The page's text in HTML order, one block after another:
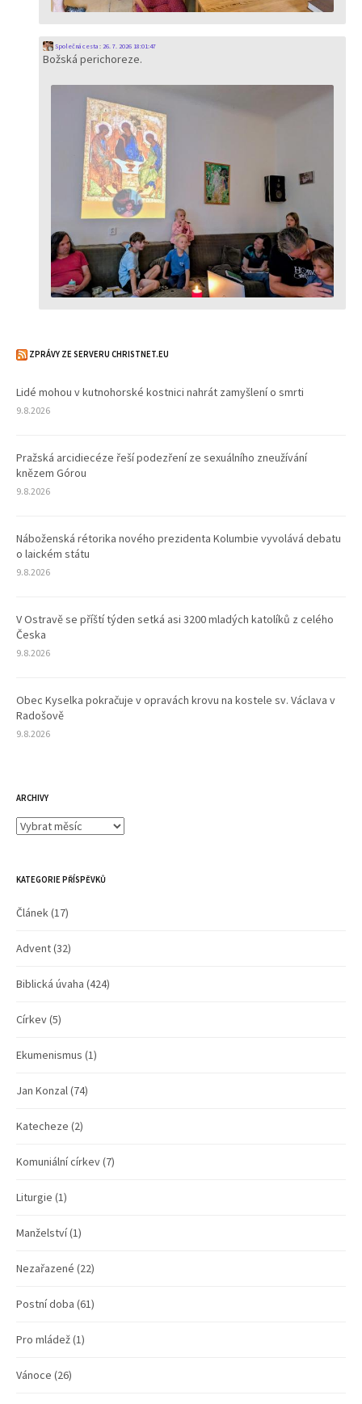
Společná cesta: 26. 7. 2026 18:01:47
Božská perichoreze.
ZPRÁVY ZE SERVERU CHRISTNET.EU
Lidé mohou v kutnohorské kostnici nahrát zamyšlení o smrti
9.8.2026
Pražská arcidiecéze řeší podezření ze sexuálního zneužívání
knězem Górou
9.8.2026
Náboženská rétorika nového prezidenta Kolumbie vyvolává debatu
o laickém státu
9.8.2026
V Ostravě se příští týden setká asi 3200 mladých katolíků z celého
Česka
9.8.2026
Obec Kyselka pokračuje v opravách krovu na kostele sv. Václava v
Radošově
9.8.2026
ARCHIVY
Archivy
KATEGORIE PŘÍSPĚVKŮ
Článek(17)
Advent(32)
Biblická úvaha (424)
Církev(5)
Ekumenismus (1)
Jan Konzal(74)
Katecheze (2)
Komuniální církev(7)
Liturgie (1)
Manželství(1)
Nezařazené (22)
Postní doba (61)
Pro mládež(1)
Vánoce (26)